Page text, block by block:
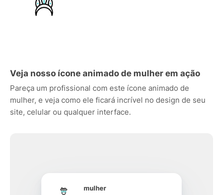
Veja nosso ícone animado de mulher em ação
Pareça um profissional com este ícone animado de
mulher, e veja como ele ficará incrível no design de seu
site, celular ou qualquer interface.
mulher